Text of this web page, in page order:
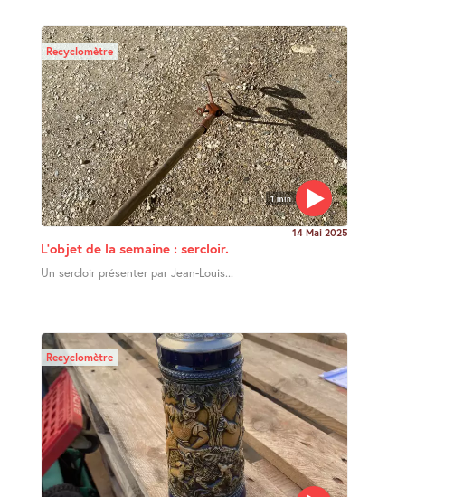
1 min
Recyclomètre
14 Mai 2025
L’objet de la semaine : sercloir.
Un sercloir présenter par Jean-Louis...
Recyclomètre